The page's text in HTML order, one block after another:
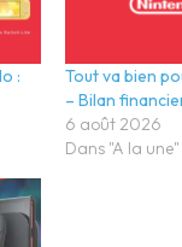
:
Tout va bien
– Bilan
6 août 2026
Dans "A la une"